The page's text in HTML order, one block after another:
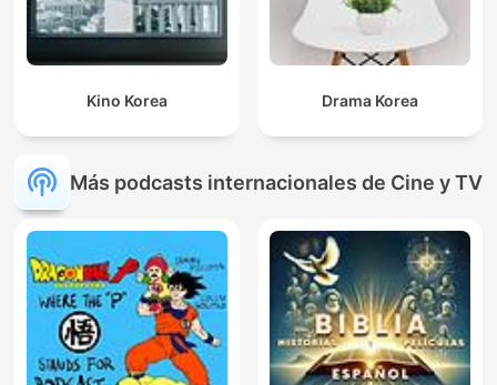
Kino Korea Drama Korea
Más podcasts internacionales de Cine y TV